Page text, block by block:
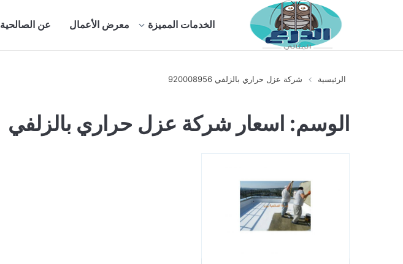
الخدمات المميزة معرض الأعمال عن الصالحية
الرئيسية شركة عزل حراري بالزلفي 920008956
الوسم: اسعار شركة عزل حراري بالزلفي